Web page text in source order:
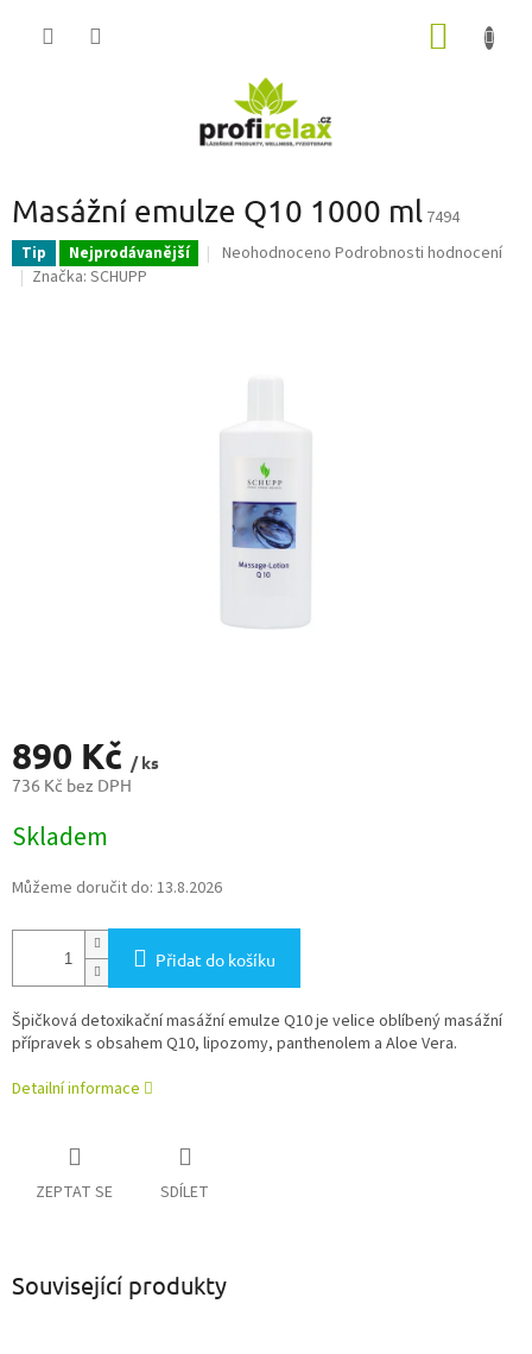
Masážní emulze Q10 1000 ml 7494
Tip Nejprodávanější
Průměrné
Neohodnoceno Podrobnosti hodnocení
Značka: SCHUPP
890 Kč / ks
736 Kč bez DPH
cena:
Skladem
Můžeme doručit do: 13.8.2026
Přidat do košíku
Špičková detoxikační masážní emulze Q10 je velice oblíbený masážní
přípravek s obsahem Q10, lipozomy, panthenolem a Aloe Vera.
Detailní informace
ZEPTAT SE SDÍLET
Související produkty